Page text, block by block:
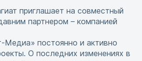
приглашает на совместный
партнером – компанией
Медиа» постоянно и активно
О последних изменениях в